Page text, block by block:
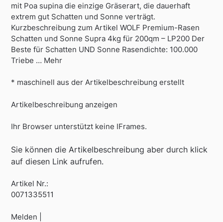
mit Poa supina die einzige Gräserart, die dauerhaft
extrem gut Schatten und Sonne verträgt.
Kurzbeschreibung zum Artikel WOLF Premium-Rasen
Schatten und Sonne Supra 4kg für 200qm – LP200 Der
Beste für Schatten UND Sonne Rasendichte: 100.000
Triebe … Mehr
* maschinell aus der Artikelbeschreibung erstellt
Artikelbeschreibung anzeigen
Ihr Browser unterstützt keine IFrames.
Sie können die Artikelbeschreibung aber durch klick
auf diesen Link aufrufen.
Artikel Nr.:
0071335511
Melden |